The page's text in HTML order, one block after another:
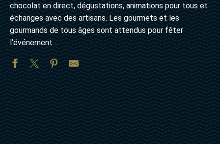
chocolat en direct, dégustations, animations pour tous et
échanges avec des artisans. Les gourmets et les
gourmands de tous âges sont attendus pour fêter
l’événement…